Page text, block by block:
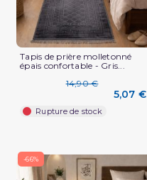
Tapis de prière molletonné
épais confortable - Gris...
14,90 €
5,07 €
Rupture de stock
-66%